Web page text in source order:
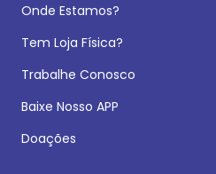
Onde Estamos?
Tem Loja Física?
Trabalhe Conosco
Baixe Nosso APP
Doações